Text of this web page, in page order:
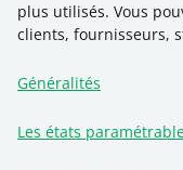
plus utilisés. Vous
clients, fournisseurs,
Généralités
Les états